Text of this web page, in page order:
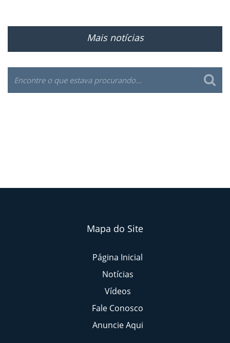
Mais notícias
Mapa do Site
Página Inicial
Notícias
Vídeos
Fale Conosco
Anuncie Aqui